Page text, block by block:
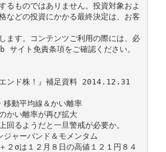
るものではありません。投資対象およ
などの投資にかかる最終決定は、お客
ます。コンテンツご利用の際には、必
イト免責条項をご確認ください。
エンド株！』補足資料 2014.12.31
移動平均線＆かい離率
かい離率が再び拡大
回るようだと一旦警戒が必要か。
ジャーバンド＆モメンタム
２σは１２月８日の高値１２１円８４